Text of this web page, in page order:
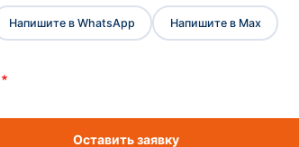
Напишите в WhatsApp Напишите в Max